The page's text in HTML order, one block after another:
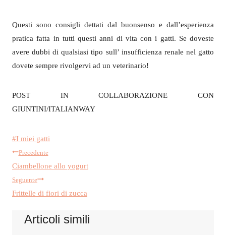
Questi sono consigli dettati dal buonsenso e dall’esperienza
pratica fatta in tutti questi anni di vita con i gatti. Se doveste
avere dubbi di qualsiasi tipo sull’ insufficienza renale nel gatto
dovete sempre rivolgervi ad un veterinario!
POST IN COLLABORAZIONE CON
GIUNTINI/ITALIANWAY
Tag
articolo:
#I miei gatti
Navigazione
articoli
Precedente
Ciambellone allo yogurt
Seguente
Frittelle di fiori di zucca
Articoli simili